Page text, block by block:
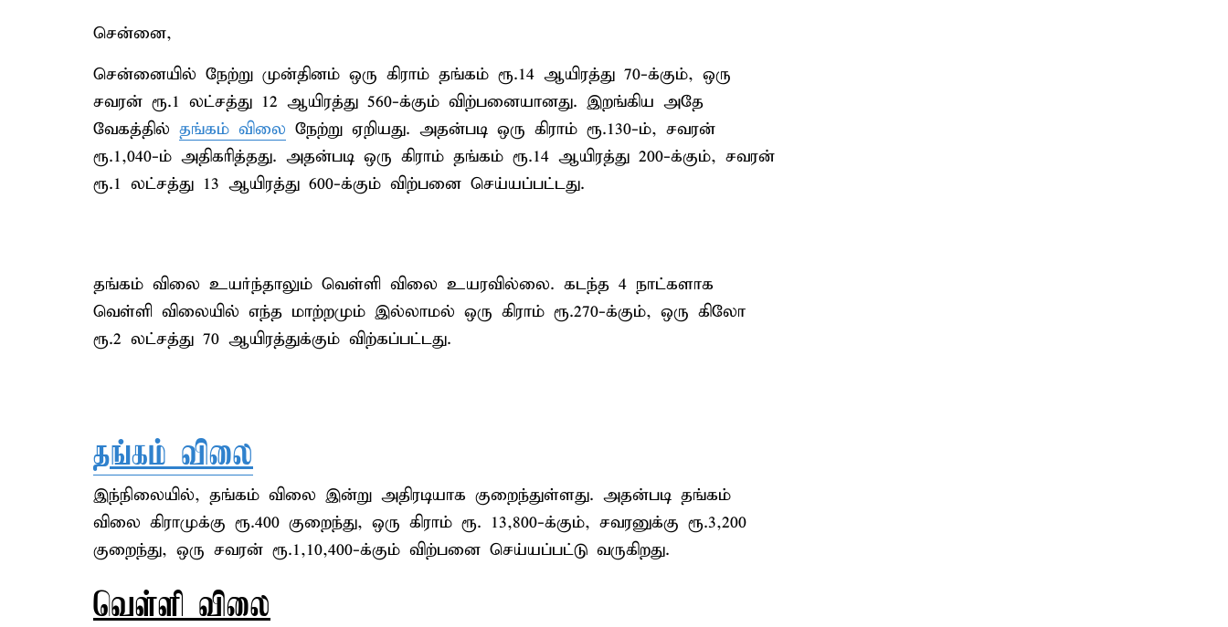
சென்னை,
சென்னையில் நேற்று முன்தினம் ஒரு கிராம் தங்கம் ரூ.14 ஆயிரத்து 70-க்கும், ஒரு
சவரன் ரூ.1 லட்சத்து 12 ஆயிரத்து 560-க்கும் விற்பனையானது. இறங்கிய அதே
வேகத்தில் தங்கம் விலை நேற்று ஏறியது. அதன்படி ஒரு கிராம் ரூ.130-ம், சவரன்
ரூ.1,040-ம் அதிகரித்தது. அதன்படி ஒரு கிராம் தங்கம் ரூ.14 ஆயிரத்து 200-க்கும், சவரன்
ரூ.1 லட்சத்து 13 ஆயிரத்து 600-க்கும் விற்பனை செய்யப்பட்டது.
தங்கம் விலை உயர்ந்தாலும் வெள்ளி விலை உயரவில்லை. கடந்த 4 நாட்களாக
வெள்ளி விலையில் எந்த மாற்றமும் இல்லாமல் ஒரு கிராம் ரூ.270-க்கும், ஒரு கிலோ
ரூ.2 லட்சத்து 70 ஆயிரத்துக்கும் விற்கப்பட்டது.
தங்கம் விலை
இந்நிலையில், தங்கம் விலை இன்று அதிரடியாக குறைந்துள்ளது. அதன்படி தங்கம்
விலை கிராமுக்கு ரூ.400 குறைந்து, ஒரு கிராம் ரூ. 13,800-க்கும், சவரனுக்கு ரூ.3,200
குறைந்து, ஒரு சவரன் ரூ.1,10,400-க்கும் விற்பனை செய்யப்பட்டு வருகிறது.
வெள்ளி விலை